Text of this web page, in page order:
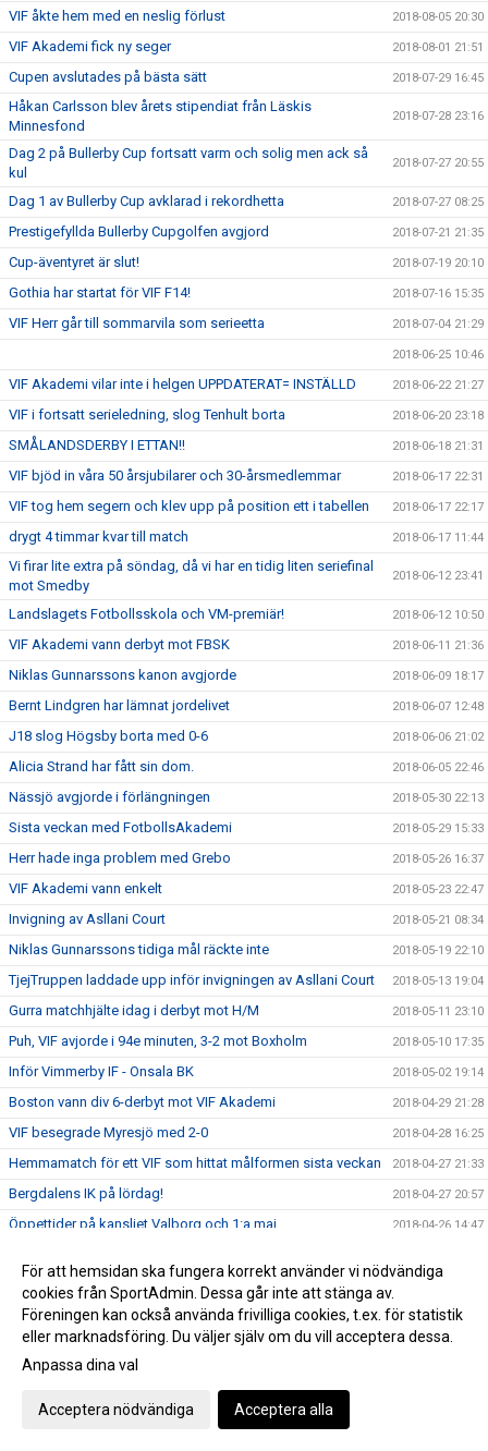
VIF åkte hem med en neslig förlust 2018-08-05 20:30
VIF Akademi fick ny seger 2018-08-01 21:51
Cupen avslutades på bästa sätt 2018-07-29 16:45
Håkan Carlsson blev årets stipendiat från Läskis
Minnesfond
2018-07-28 23:16
Dag 2 på Bullerby Cup fortsatt varm och solig men ack så
kul
2018-07-27 20:55
Dag 1 av Bullerby Cup avklarad i rekordhetta 2018-07-27 08:25
Prestigefyllda Bullerby Cupgolfen avgjord 2018-07-21 21:35
Cup-äventyret är slut! 2018-07-19 20:10
Gothia har startat för VIF F14! 2018-07-16 15:35
VIF Herr går till sommarvila som serieetta 2018-07-04 21:29
2018-06-25 10:46
VIF Akademi vilar inte i helgen UPPDATERAT= INSTÄLLD 2018-06-22 21:27
VIF i fortsatt serieledning, slog Tenhult borta 2018-06-20 23:18
SMÅLANDSDERBY I ETTAN!! 2018-06-18 21:31
VIF bjöd in våra 50 årsjubilarer och 30-årsmedlemmar 2018-06-17 22:31
VIF tog hem segern och klev upp på position ett i tabellen 2018-06-17 22:17
drygt 4 timmar kvar till match 2018-06-17 11:44
Vi firar lite extra på söndag, då vi har en tidig liten seriefinal
mot Smedby
2018-06-12 23:41
Landslagets Fotbollsskola och VM-premiär! 2018-06-12 10:50
VIF Akademi vann derbyt mot FBSK 2018-06-11 21:36
Niklas Gunnarssons kanon avgjorde 2018-06-09 18:17
Bernt Lindgren har lämnat jordelivet 2018-06-07 12:48
J18 slog Högsby borta med 0-6 2018-06-06 21:02
Alicia Strand har fått sin dom. 2018-06-05 22:46
Nässjö avgjorde i förlängningen 2018-05-30 22:13
Sista veckan med FotbollsAkademi 2018-05-29 15:33
Herr hade inga problem med Grebo 2018-05-26 16:37
VIF Akademi vann enkelt 2018-05-23 22:47
Invigning av Asllani Court 2018-05-21 08:34
Niklas Gunnarssons tidiga mål räckte inte 2018-05-19 22:10
TjejTruppen laddade upp inför invigningen av Asllani Court 2018-05-13 19:04
Gurra matchhjälte idag i derbyt mot H/M 2018-05-11 23:10
Puh, VIF avjorde i 94e minuten, 3-2 mot Boxholm 2018-05-10 17:35
Inför Vimmerby IF - Onsala BK 2018-05-02 19:14
Boston vann div 6-derbyt mot VIF Akademi 2018-04-29 21:28
VIF besegrade Myresjö med 2-0 2018-04-28 16:25
Hemmamatch för ett VIF som hittat målformen sista veckan 2018-04-27 21:33
Bergdalens IK på lördag! 2018-04-27 20:57
Öppettider på kansliet Valborg och 1:a maj 2018-04-26 14:47
Herr vände ett 1-0 underläge till storseger 1-6
Dam tappade greppet i 2a och fick en försmädlig
uddamålförlust
2018-04-21 19:50
Landslagets Fotbollsskola 2018
Dam C gjorde ett rappt intryck ikväll
Ibra sköt in en poäng till VIF på stopptid
För att hemsidan ska fungera korrekt använder vi nödvändiga
cookies från SportAdmin. Dessa går inte att stänga av.
Föreningen kan också använda frivilliga cookies, t.ex. för statistik
eller marknadsföring. Du väljer själv om du vill acceptera dessa.
Anpassa dina val
Acceptera nödvändiga Acceptera alla